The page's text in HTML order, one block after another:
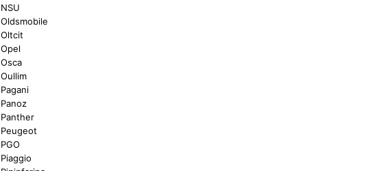
NSU
Oldsmobile
Oltcit
Opel
Osca
Oullim
Pagani
Panoz
Panther
Peugeot
PGO
Piaggio